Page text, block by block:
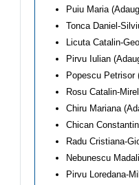
Puiu Maria
Tonca Daniel-
Licuta Catalin-
Pirvu Iulian
Popescu Petrisor
Rosu Catalin-
Chiru Mariana
Chican
Radu Cristiana-
Nebunescu
Pirvu Loredana-